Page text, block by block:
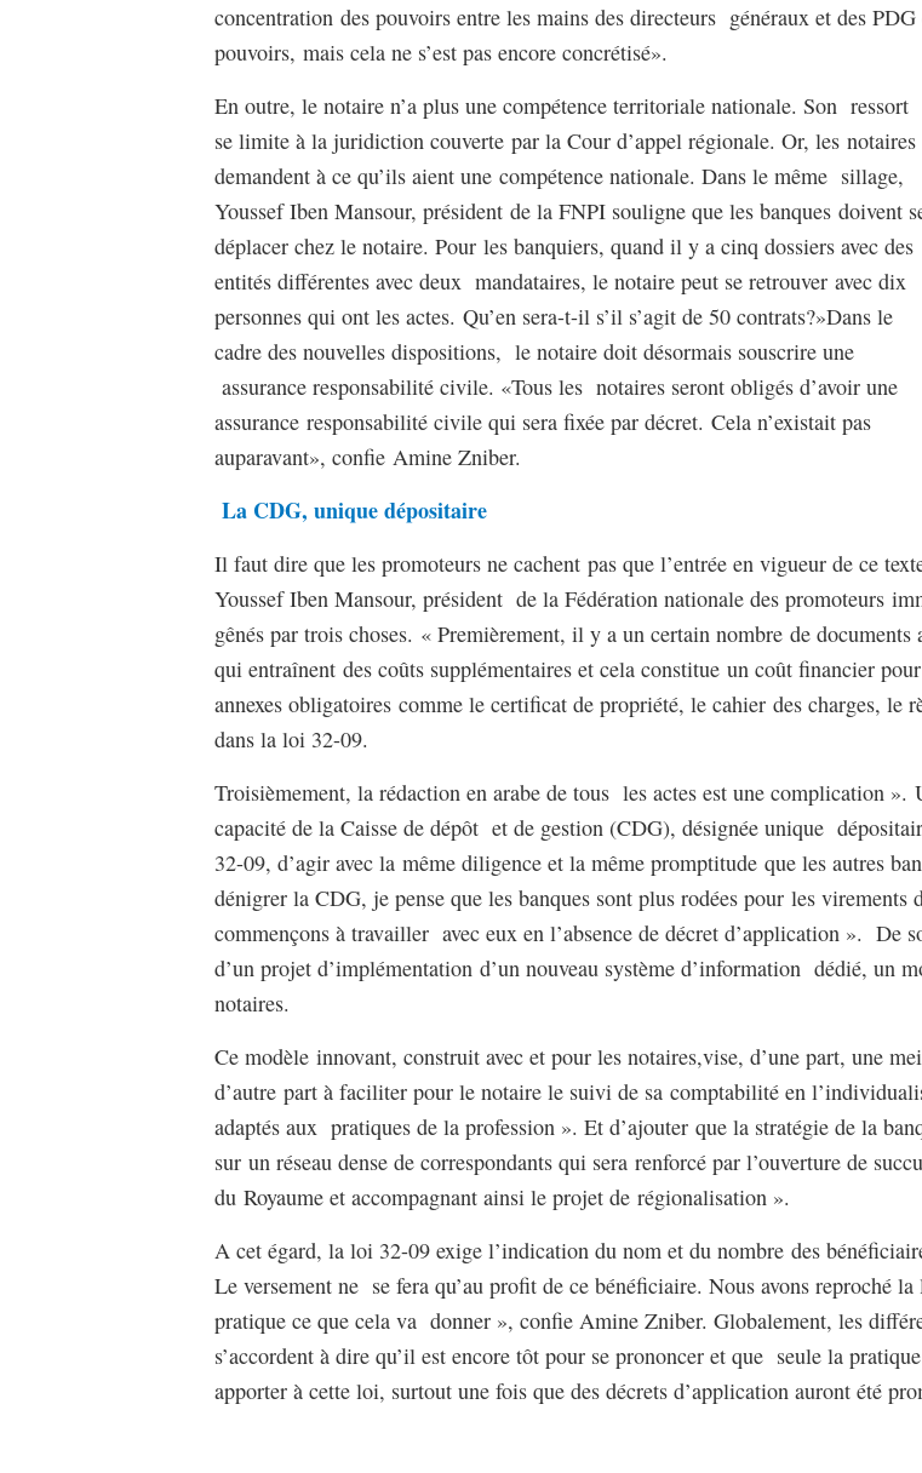
concentration des pouvoirs entre les mains des directeurs généraux et des
pouvoirs, mais cela ne s’est pas encore concrétisé».
En outre, le notaire n’a plus une compétence territoriale nationale. Son ressort
se limite à la juridiction couverte par la Cour d’appel régionale. Or, les notaires
demandent à ce qu’ils aient une compétence nationale. Dans le même sillage,
Youssef Iben Mansour, président de la FNPI souligne que les banques doivent
déplacer chez le notaire. Pour les banquiers, quand il y a cinq dossiers avec des
entités différentes avec deux mandataires, le notaire peut se retrouver avec dix
personnes qui ont les actes. Qu’en sera-t-il s’il s’agit de 50 contrats?»Dans le
cadre des nouvelles dispositions, le notaire doit désormais souscrire une
assurance responsabilité civile. «Tous les notaires seront obligés d’avoir une
assurance responsabilité civile qui sera fixée par décret. Cela n’existait pas
auparavant», confie Amine Zniber.
La CDG, unique dépositaire
Il faut dire que les promoteurs ne cachent pas que l’entrée en vigueur de ce
Youssef Iben Mansour, président de la Fédération nationale des promoteurs
gênés par trois choses. « Premièrement, il y a un certain nombre de
qui entraînent des coûts supplémentaires et cela constitue un coût financier
annexes obligatoires comme le certificat de propriété, le cahier des charges, le
dans la loi 32-09.
Troisièmement, la rédaction en arabe de tous les actes est une complication ».
capacité de la Caisse de dépôt et de gestion (CDG), désignée unique
32-09, d’agir avec la même diligence et la même promptitude que les autres
dénigrer la CDG, je pense que les banques sont plus rodées pour les
commençons à travailler avec eux en l’absence de décret d’application ». De
d’un projet d’implémentation d’un nouveau système d’information dédié, un
notaires.
Ce modèle innovant, construit avec et pour les notaires,vise, d’une part, une
d’autre part à faciliter pour le notaire le suivi de sa comptabilité en
adaptés aux pratiques de la profession ». Et d’ajouter que la stratégie de la
sur un réseau dense de correspondants qui sera renforcé par l’ouverture de
du Royaume et accompagnant ainsi le projet de régionalisation ».
A cet égard, la loi 32-09 exige l’indication du nom et du nombre des
Le versement ne se fera qu’au profit de ce bénéficiaire. Nous avons reproché
pratique ce que cela va donner », confie Amine Zniber. Globalement, les
s’accordent à dire qu’il est encore tôt pour se prononcer et que seule la
apporter à cette loi, surtout une fois que des décrets d’application auront été